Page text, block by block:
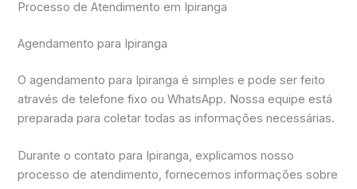
Processo de Atendimento em Ipiranga
Agendamento para Ipiranga
O agendamento para Ipiranga é simples e pode ser feito
através de telefone fixo ou WhatsApp. Nossa equipe está
preparada para coletar todas as informações necessárias.
Durante o contato para Ipiranga, explicamos nosso
processo de atendimento, fornecemos informações sobre